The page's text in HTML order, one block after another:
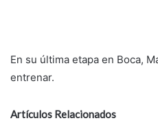
En su última etapa en Boca,
entrenar.
Artículos Relacionados